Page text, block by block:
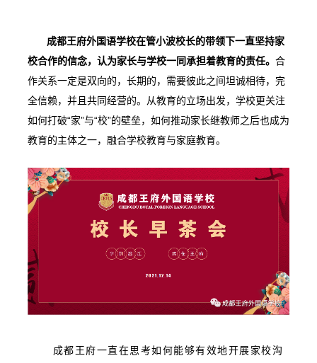
成都王府外国语学校在管小波校长的带领下一直坚持家
校合作的信念，认为家长与学校一同承担着教育的责任。 合
作关系一定是双向的，长期的，需要彼此之间坦诚相待，完
全信赖，并且共同经营的。从教育的立场出发，学校更关注
如何打破“家”与“校”的壁垒，如何推动家长继教师之后也成为
教育的主体之一，融合学校教育与家庭教育。
成都王府一直在思考如何能够有效地开展家校沟